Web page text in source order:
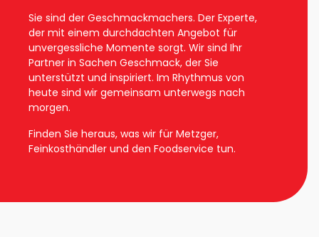
Sie sind der Geschmackmachers. Der Experte,
der mit einem durchdachten Angebot für
unvergessliche Momente sorgt. Wir sind Ihr
Partner in Sachen Geschmack, der Sie
unterstützt und inspiriert. Im Rhythmus von
heute sind wir gemeinsam unterwegs nach
morgen.
Finden Sie heraus, was wir für Metzger,
Feinkosthändler und den Foodservice tun.